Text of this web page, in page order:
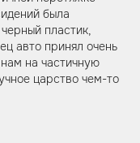
была
пластик,
авто принял очень
на частичную
царство чем-то